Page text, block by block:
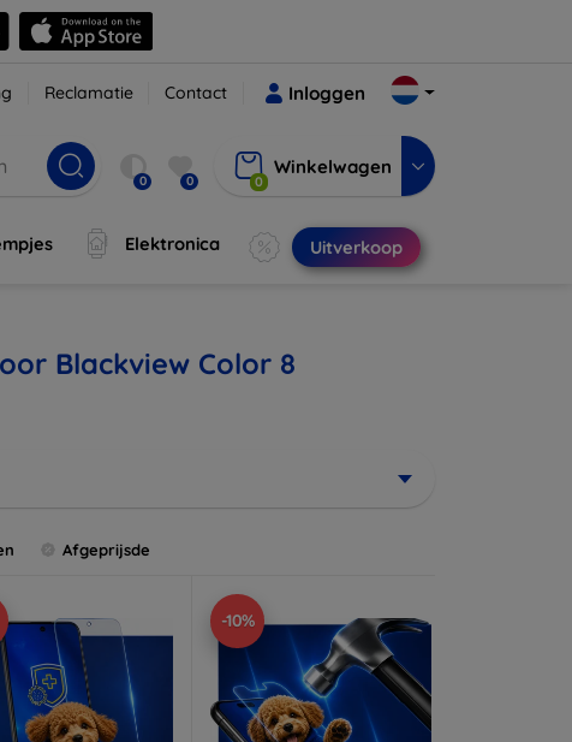
Reclamatie Contact Inloggen
0 0 0
Winkelwagen
Elektronica Uitverkoop
Blackview Color 8
Afgeprijsde
-10%